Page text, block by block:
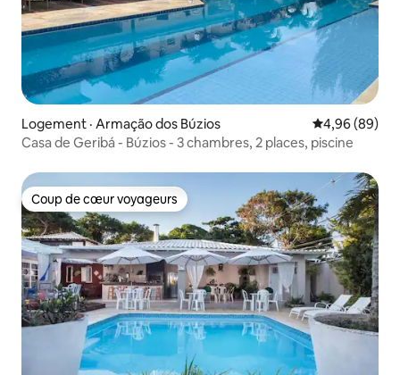
Logement · Armação dos Búzios Note
4,96 (89)
Casa de Geribá - Búzios - 3 chambres, 2 places, piscine
Coup de cœur voyageurs
Coup de cœur voyageurs